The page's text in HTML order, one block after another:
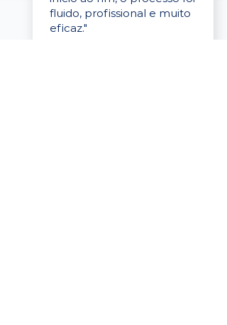
fluido, profissional e muito
eficaz."